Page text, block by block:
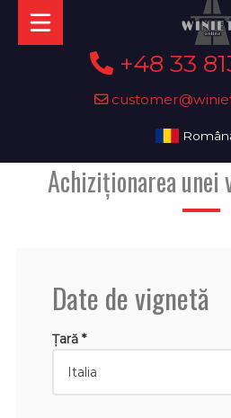
+48 33
Achiziționarea
Date de vignetă
Țară *